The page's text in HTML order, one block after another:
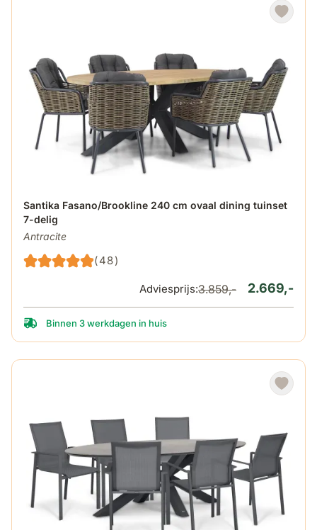
Santika Fasano/Brookline 240 cm ovaal dining tuinset
7-delig
Antracite
(48)
De prijs is afhankelijk van de gekozen opties op de
2.669,-
Adviesprijs:3.859,-
Binnen 3 werkdagen in huis